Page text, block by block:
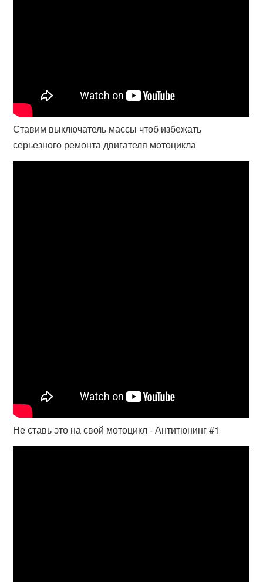
Ставим выключатель массы чтоб избежать
серьезного ремонта двигателя мотоцикла
Не ставь это на свой мотоцикл - Антитюнинг #1